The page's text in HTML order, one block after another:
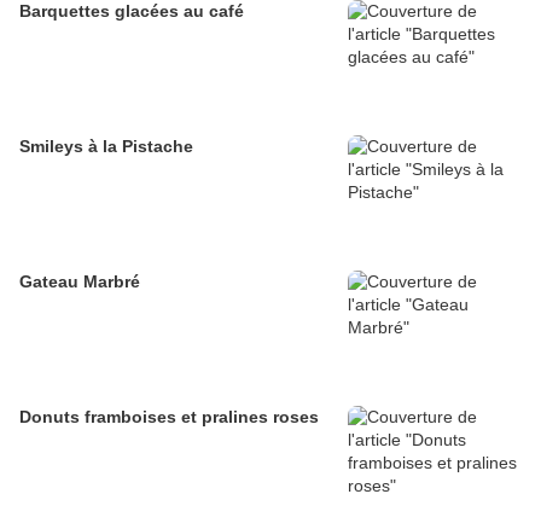
Barquettes glacées au café
Smileys à la Pistache
Gateau Marbré
Donuts framboises et pralines roses